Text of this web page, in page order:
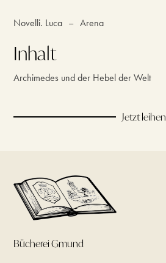
Novelli. Luca – Arena
Inhalt
Archimedes und der Hebel der Welt
Jetzt leihen
Bücherei Gmund